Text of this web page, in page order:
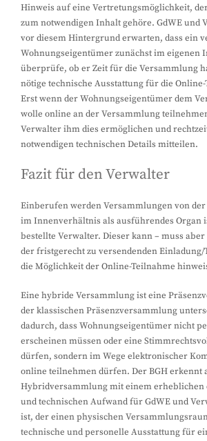
Hinweis auf eine Vertretungsmöglichkeit,
zum notwendigen Inhalt gehöre. GdWE und
vor diesem Hintergrund erwarten, dass ein
Wohnungseigentümer zunächst im eigenen
überprüfe, ob er Zeit für die Versammlung
nötige technische Ausstattung für die
Erst wenn der Wohnungseigentümer dem
wolle online an der Versammlung
Verwalter ihm dies ermöglichen und
notwendigen technischen Details mitteilen.
Fazit für den Verwalter
Einberufen werden Versammlungen von der
im Innenverhältnis als ausführendes Organ
bestellte Verwalter. Dieser kann – muss
der fristgerecht zu versendenden Einladung/
die Möglichkeit der Online-Teilnahme
Eine hybride Versammlung ist eine
der klassischen Präsenzversammlung
dadurch, dass Wohnungseigentümer nicht
erscheinen müssen oder eine
dürfen, sondern im Wege elektronischer
online teilnehmen dürfen. Der BGH erkennt
Hybridversammlung mit einem erheblichen
und technischen Aufwand für GdWE und
ist, der einen physischen
technische und personelle Ausstattung für